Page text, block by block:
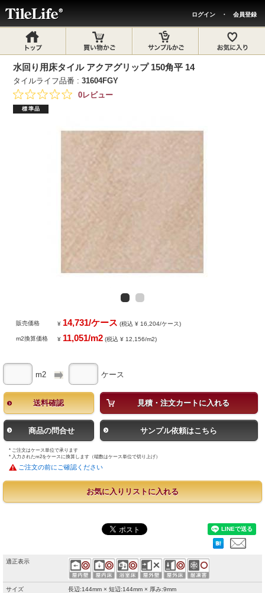
ログイン ・ 会員登録
水回り用床タイル アクアグリップ 150角平 14
タイルライフ品番 :31604FGY
0レビュー
標準品
販売価格 ¥ 14,731/ケース (税込 ¥ 16,204/ケース)
m2換算価格 ¥ 11,051/m2 (税込 ¥ 12,156/m2)
m2 ケース
送料確認 見積・注文カートに入れる
商品の問合せ サンプル依頼はこちら
* ご注文はケース単位で承ります
* 入力されたm2をケースに換算します（端数はケース単位で切り上げ）
ご注文の前にご確認ください
お気に入りリストに入れる
適正表示
サイズ 長辺:144mm × 短辺:144mm × 厚み:9mm